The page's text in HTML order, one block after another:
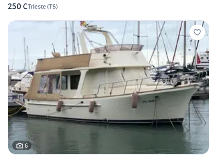
250 €Trieste(TS)
6